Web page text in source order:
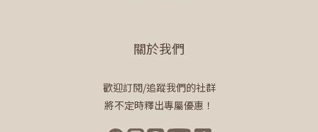
關於我們
歡迎訂閱/追蹤我們的社群
將不定時釋出專屬優惠！